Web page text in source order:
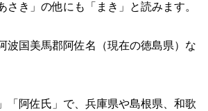
さき」の他にも「まき」と読みます。
波国美馬郡阿佐名（現在の徳島県）な
「阿佐氏」で、兵庫県や島根県、和歌